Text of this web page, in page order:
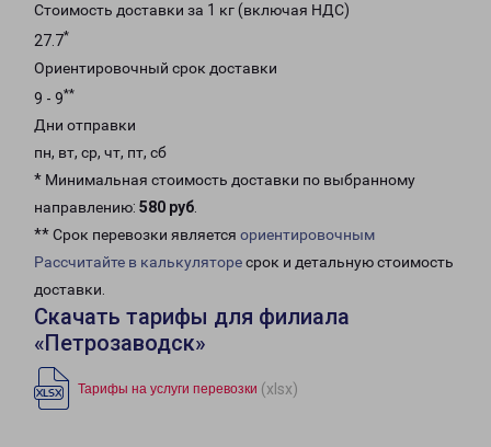
Стоимость доставки за 1 кг (включая НДС)
27.7*
Ориентировочный срок доставки
9 - 9**
Дни отправки
пн, вт, ср, чт, пт, сб
* Минимальная стоимость доставки по выбранному
направлению: 580 руб.
** Срок перевозки является ориентировочным
Рассчитайте в калькуляторесрок и детальную стоимость
доставки.
Скачать тарифы для филиала
«Петрозаводск»
Тарифы на услуги перевозки (xlsx)